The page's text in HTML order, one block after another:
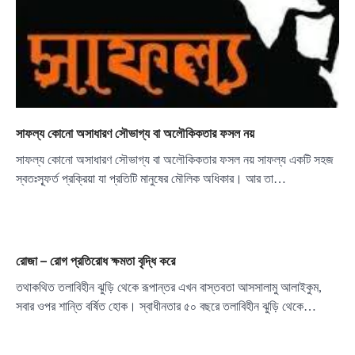
সাফল্য কোনো অসাধারণ সৌভাগ্য বা অলৌকিকতার ফসল নয়
সাফল্য কোনো অসাধারণ সৌভাগ্য বা অলৌকিকতার ফসল নয় সাফল্য একটি সহজ
স্বতঃস্ফূর্ত প্রক্রিয়া যা প্রতিটি মানুষের মৌলিক অধিকার। আর তা…
রোজা – রোগ প্রতিরোধ ক্ষমতা বৃদ্ধি করে
তথাকথিত তলাবিহীন ঝুড়ি থেকে রূপান্তর এখন বাস্তবতা আসসালামু আলাইকুম,
সবার ওপর শান্তি বর্ষিত হোক। স্বাধীনতার ৫০ বছরে তলাবিহীন ঝুড়ি থেকে…